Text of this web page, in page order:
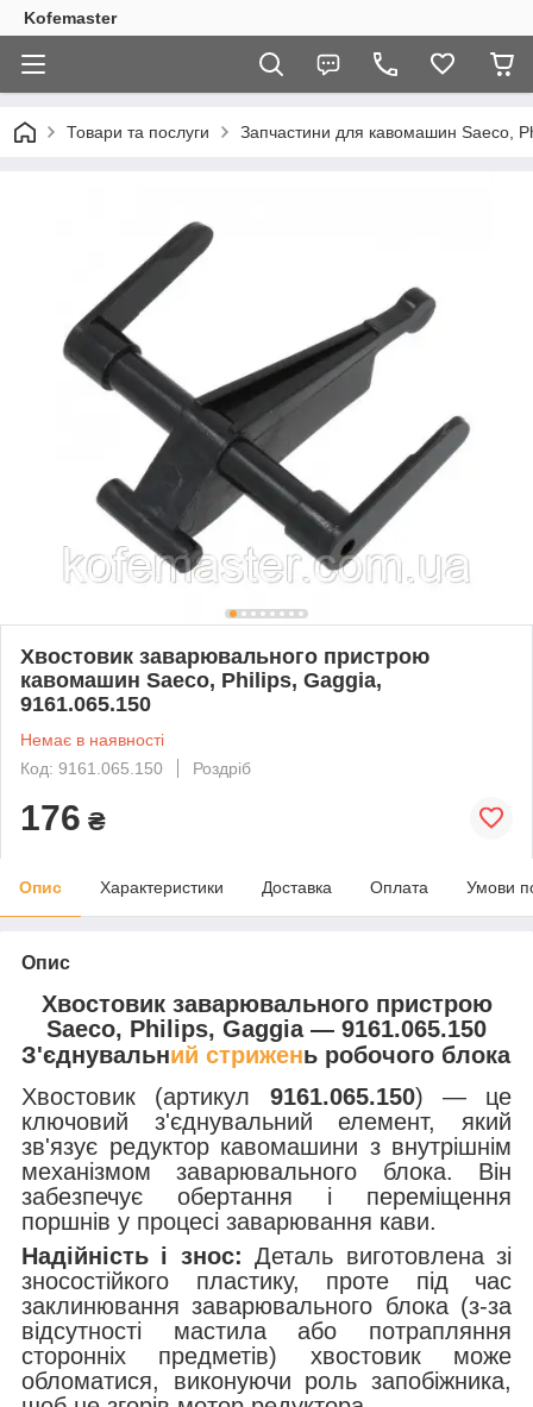
Kofemaster
Товари та послуги Запчастини для кавомашин Saeco,
Хвостовик заварювального пристрою
кавомашин Saeco, Philips, Gaggia,
9161.065.150
Немає в наявності
Код: 9161.065.150
Роздріб
176 ₴
Опис Характеристики Доставка Оплата Умови
Опис
Хвостовик заварювального пристрою
Saeco, Philips, Gaggia — 9161.065.150
З'єднувальний стрижень робочого блока
Хвостовик (артикул 9161.065.150) — це
ключовий з'єднувальний елемент, який
зв'язує редуктор кавомашини з внутрішнім
механізмом заварювального блока. Він
забезпечує обертання і переміщення
поршнів у процесі заварювання кави.
Надійність і знос: Деталь виготовлена зі
зносостійкого пластику, проте під час
заклинювання заварювального блока (з-за
відсутності мастила або потрапляння
сторонніх предметів) хвостовик може
обломатися, виконуючи роль запобіжника,